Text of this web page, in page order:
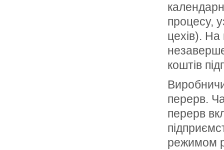
процесу,
цехів). На
коштів
перерв.
перерв
режимом